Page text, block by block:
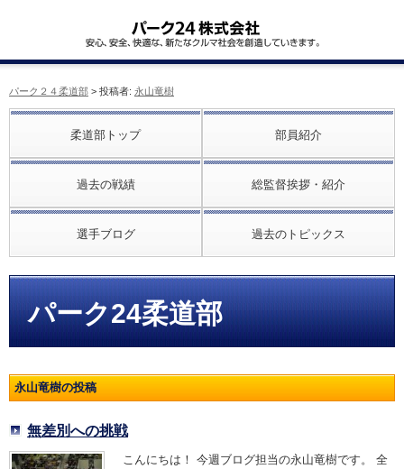
パーク２４柔道部 > 投稿者: 永山竜樹
柔道部トップ 部員紹介
過去の戦績 総監督挨拶・紹介
選手ブログ 過去のトピックス
パーク24柔道部
永山竜樹の投稿
無差別への挑戦
こんにちは！ 今週ブログ担当の永山竜樹です。 全